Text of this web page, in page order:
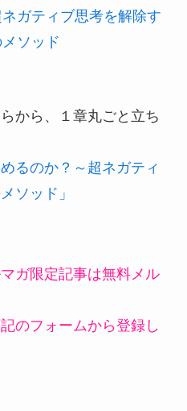
ガティブ思考を解除す
ソッド
から、１章丸ごと立ち
るのか？～超ネガティ
ソッド」
ガ限定記事は無料メル
のフォームから登録し